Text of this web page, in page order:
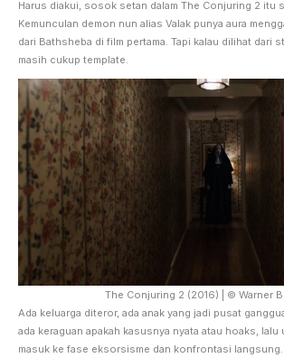
Harus diakui, sosok setan dalam The Conjuring 2 itu
Kemunculan demon nun alias Valak punya aura
dari Bathsheba di film pertama. Tapi kalau dilihat dari
masih cukup template.
The Conjuring 2 (2016) | © Warner
Ada keluarga diteror, ada anak yang jadi pusat
ada keraguan apakah kasusnya nyata atau hoaks,
masuk ke fase eksorsisme dan konfrontasi langsung.